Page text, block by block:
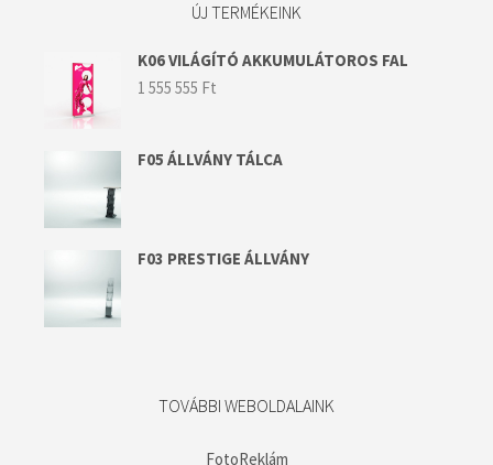
ÚJ TERMÉKEINK
K06 VILÁGÍTÓ AKKUMULÁTOROS FAL
1 555 555 Ft
F05 ÁLLVÁNY TÁLCA
F03 PRESTIGE ÁLLVÁNY
TOVÁBBI WEBOLDALAINK
FotoReklám